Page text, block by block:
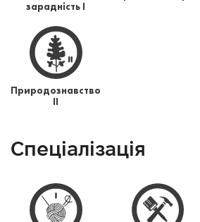
зарадність І
Природознавство
ІІ
Спеціалізація